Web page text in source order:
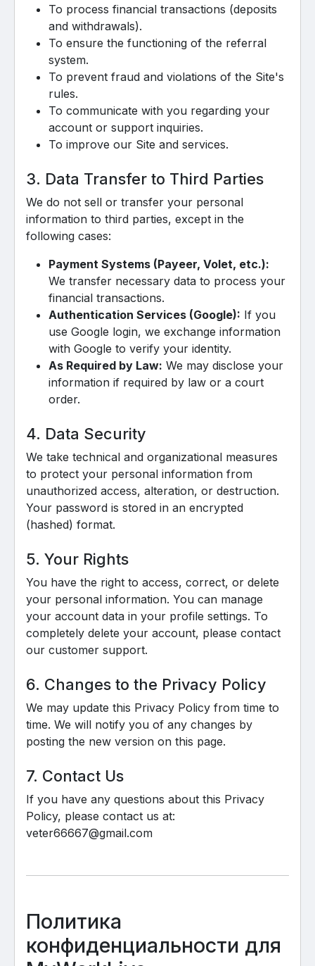
To process financial transactions (deposits
and withdrawals).
To ensure the functioning of the referral
system.
To prevent fraud and violations of the Site's
rules.
To communicate with you regarding your
account or support inquiries.
To improve our Site and services.
3. Data Transfer to Third Parties
We do not sell or transfer your personal
information to third parties, except in the
following cases:
Payment Systems (Payeer, Volet, etc.):
We transfer necessary data to process your
financial transactions.
Authentication Services (Google): If you
use Google login, we exchange information
with Google to verify your identity.
As Required by Law: We may disclose your
information if required by law or a court
order.
4. Data Security
We take technical and organizational measures
to protect your personal information from
unauthorized access, alteration, or destruction.
Your password is stored in an encrypted
(hashed) format.
5. Your Rights
You have the right to access, correct, or delete
your personal information. You can manage
your account data in your profile settings. To
completely delete your account, please contact
our customer support.
6. Changes to the Privacy Policy
We may update this Privacy Policy from time to
time. We will notify you of any changes by
posting the new version on this page.
7. Contact Us
If you have any questions about this Privacy
Policy, please contact us at:
veter66667@gmail.com
Политика
конфиденциальности для